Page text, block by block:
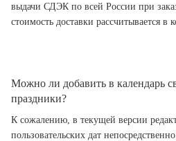
выдачи СДЭК по всей России при
стоимость доставки рассчитывается в
Можно ли добавить в календарь
праздники?
К сожалению, в текущей версии
пользовательских дат